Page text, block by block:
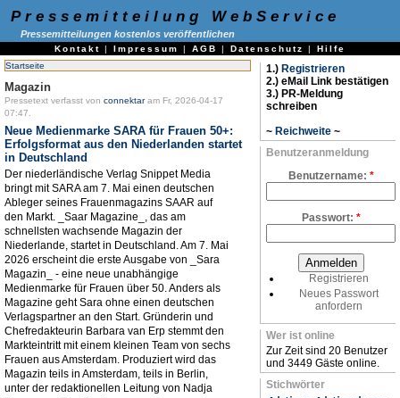
Pressemitteilung WebService
Pressemitteilungen kostenlos veröffentlichen
Kontakt | Impressum | AGB | Datenschutz | Hilfe
Startseite
Magazin
Pressetext verfasst von connektaram Fr, 2026-04-17
07:47.
Neue Medienmarke SARA für Frauen 50+:
Erfolgsformat aus den Niederlanden startet
in Deutschland
Der niederländische Verlag Snippet Media
bringt mit SARA am 7. Mai einen deutschen
Ableger seines Frauenmagazins SAAR auf
den Markt. _Saar Magazine_, das am
schnellsten wachsende Magazin der
Niederlande, startet in Deutschland. Am 7. Mai
2026 erscheint die erste Ausgabe von _Sara
Magazin_ - eine neue unabhängige
Medienmarke für Frauen über 50. Anders als
Magazine geht Sara ohne einen deutschen
Verlagspartner an den Start. Gründerin und
Chefredakteurin Barbara van Erp stemmt den
Markteintritt mit einem kleinen Team von sechs
Frauen aus Amsterdam. Produziert wird das
Magazin teils in Amsterdam, teils in Berlin,
unter der redaktionellen Leitung von Nadja
1.) Registrieren
2.) eMail Link bestätigen
3.) PR-Meldung
schreiben
~ Reichweite ~
Benutzeranmeldung
Benutzername: *
Passwort: *
Registrieren
Neues Passwort
anfordern
Wer ist online
Zur Zeit sind 20 Benutzer
und 3449 Gäste online.
Stichwörter